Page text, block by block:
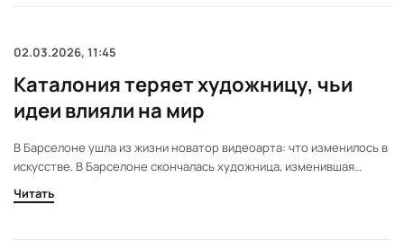
02.03.2026, 11:45
Каталония теряет художницу, чьи
идеи влияли на мир
В Барселоне ушла из жизни новатор видеоарта: что изменилось в
искусстве. В Барселоне скончалась художница, изменившая
подход к видеоарту. Её работы повлияли на развитие технологий
в искусстве Испании. Вспоминаем, как её идеи изменили
Читать